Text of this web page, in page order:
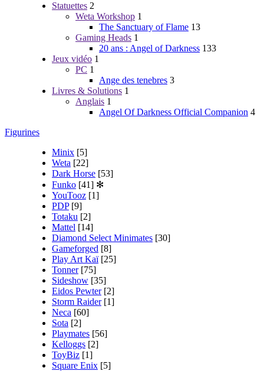
Statuettes 2
Weta Workshop 1
The Sanctuary of Flame 13
Gaming Heads 1
20 ans : Angel of Darkness 133
Jeux vidéo 1
PC 1
Ange des tenebres 3
Livres & Solutions 1
Anglais 1
Angel Of Darkness Official Companion 4
Figurines
Minix [5]
Weta [22]
Dark Horse [53]
Funko [41] ✻
YouTooz [1]
PDP [9]
Totaku [2]
Mattel [14]
Diamond Select Minimates [30]
Gameforged [8]
Play Art Kaï [25]
Tonner [75]
Sideshow [35]
Eidos Pewter [2]
Storm Raider [1]
Neca [60]
Sota [2]
Playmates [56]
Kelloggs [2]
ToyBiz [1]
Square Enix [5]